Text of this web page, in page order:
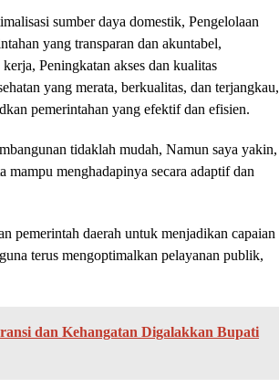
sumber daya domestik, Pengelolaan
yang transparan dan akuntabel,
Peningkatan akses dan kualitas
yang merata, berkualitas, dan terjangkau,
pemerintahan yang efektif dan efisien.
tidaklah mudah, Namun saya yakin,
mampu menghadapinya secara adaptif dan
pemerintah daerah untuk menjadikan capaian
terus mengoptimalkan pelayanan publik,
dan Kehangatan Digalakkan Bupati